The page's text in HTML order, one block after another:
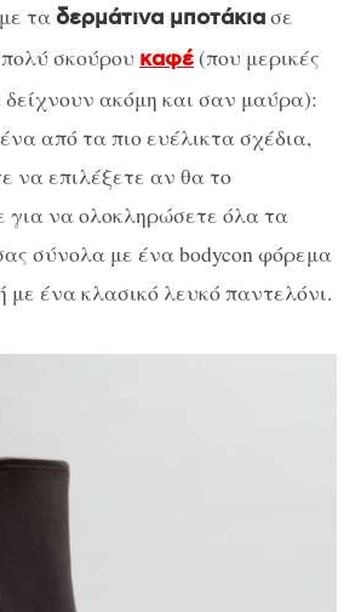
ταδερμάτινα μποτάκιασε
σκούρου καφέ (που μερικές
ακόμη και σαν μαύρα):
από τα πιο ευέλικτα σχέδια,
να επιλέξετε αν θα το
για να ολοκληρώσετε όλα τα
σύνολα με ένα bodycon φόρεμα
με ένα κλασικό λευκό παντελόνι.